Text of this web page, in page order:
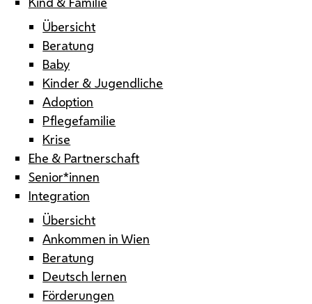
Übersicht
Beratung
Baby
Kinder & Jugendliche
Adoption
Pflegefamilie
Krise
Ehe & Partnerschaft
Senior*innen
Integration
Übersicht
Ankommen in Wien
Beratung
Deutsch lernen
Förderungen